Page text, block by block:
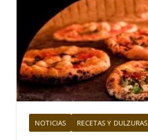
NOTICIAS RECETAS Y DULZURAS